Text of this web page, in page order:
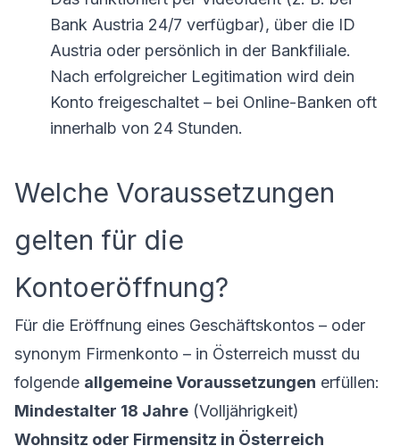
Bank Austria 24/7 verfügbar), über die ID
Austria oder persönlich in der Bankfiliale.
Nach erfolgreicher Legitimation wird dein
Konto freigeschaltet – bei Online-Banken oft
innerhalb von 24 Stunden.
Welche Voraussetzungen
gelten für die
Kontoeröffnung?
Für die Eröffnung eines Geschäftskontos – oder
synonym Firmenkonto – in Österreich musst du
folgende allgemeine Voraussetzungen erfüllen:
Mindestalter 18 Jahre (Volljährigkeit)
Wohnsitz oder Firmensitz in Österreich